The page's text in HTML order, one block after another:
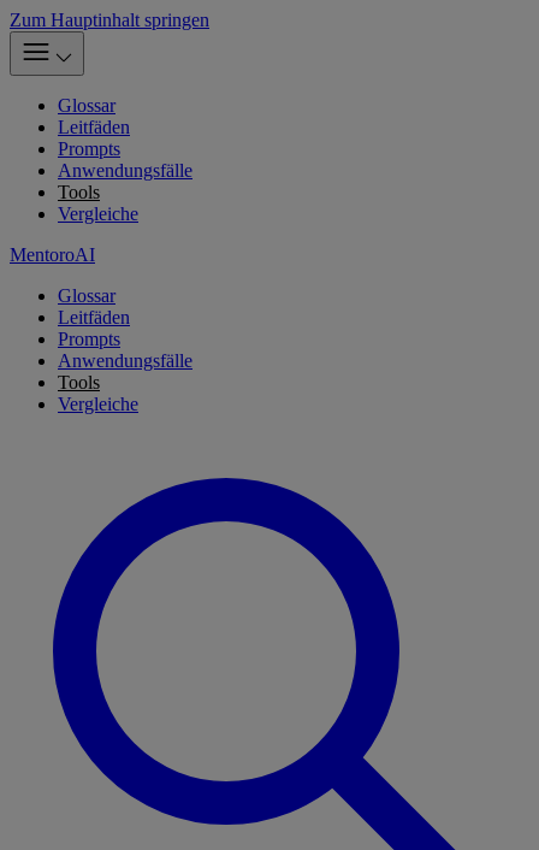
Zum Hauptinhalt springen
Glossar
Leitfäden
Prompts
Anwendungsfälle
Tools
Vergleiche
MentoroAI
Glossar
Leitfäden
Prompts
Anwendungsfälle
Tools
Vergleiche